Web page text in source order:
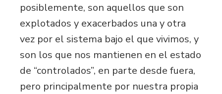
posiblemente, son aquellos que son
explotados y exacerbados una y otra
vez por el sistema bajo el que vivimos, y
son los que nos mantienen en el estado
de “controlados”, en parte desde fuera,
pero principalmente por nuestra propia